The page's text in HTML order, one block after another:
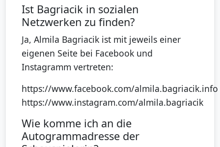
Ist Bagriacik in sozialen
Netzwerken zu finden?
Ja, Almila Bagriacik ist mit jeweils einer
eigenen Seite bei Facebook und
Instagramm vertreten:
https://www.facebook.com/almila.bagriacik.info
https://www.instagram.com/almila.bagriacik
Wie komme ich an die
Autogrammadresse der